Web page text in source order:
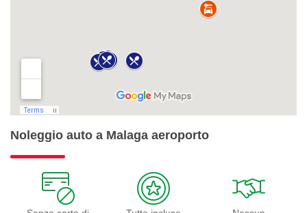
Noleggio auto a Malaga aeroporto